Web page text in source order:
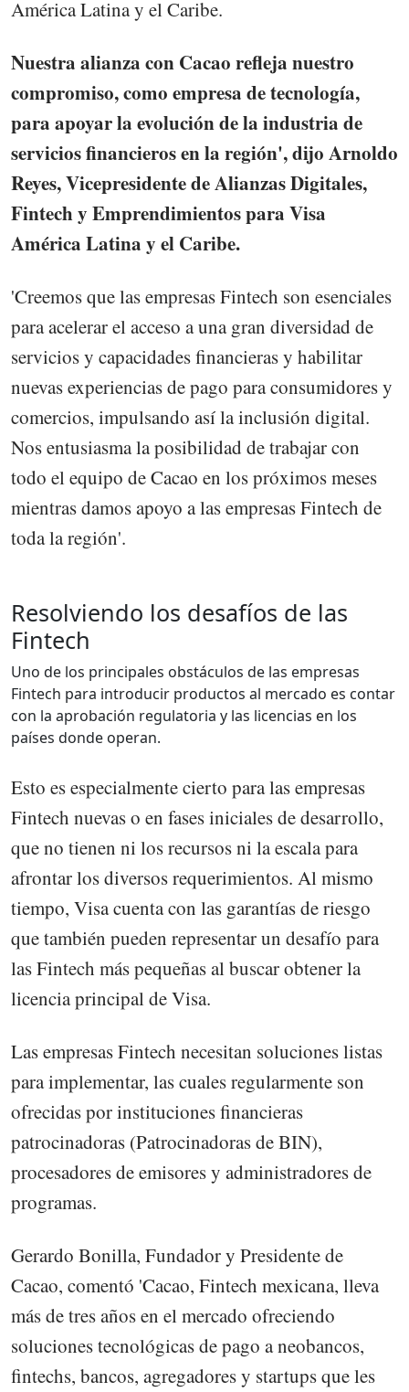
América Latina y el Caribe.
Nuestra alianza con Cacao refleja nuestro
compromiso, como empresa de tecnología,
para apoyar la evolución de la industria de
servicios financieros en la región', dijo Arnoldo
Reyes, Vicepresidente de Alianzas Digitales,
Fintech y Emprendimientos para Visa
América Latina y el Caribe.
'Creemos que las empresas Fintech son esenciales
para acelerar el acceso a una gran diversidad de
servicios y capacidades financieras y habilitar
nuevas experiencias de pago para consumidores y
comercios, impulsando así la inclusión digital.
Nos entusiasma la posibilidad de trabajar con
todo el equipo de Cacao en los próximos meses
mientras damos apoyo a las empresas Fintech de
toda la región'.
Resolviendo los desafíos de las
Fintech
Uno de los principales obstáculos de las empresas
Fintech para introducir productos al mercado es contar
con la aprobación regulatoria y las licencias en los
países donde operan.
Esto es especialmente cierto para las empresas
Fintech nuevas o en fases iniciales de desarrollo,
que no tienen ni los recursos ni la escala para
afrontar los diversos requerimientos. Al mismo
tiempo, Visa cuenta con las garantías de riesgo
que también pueden representar un desafío para
las Fintech más pequeñas al buscar obtener la
licencia principal de Visa.
Las empresas Fintech necesitan soluciones listas
para implementar, las cuales regularmente son
ofrecidas por instituciones financieras
patrocinadoras (Patrocinadoras de BIN),
procesadores de emisores y administradores de
programas.
Gerardo Bonilla, Fundador y Presidente de
Cacao, comentó 'Cacao, Fintech mexicana, lleva
más de tres años en el mercado ofreciendo
soluciones tecnológicas de pago a neobancos,
fintechs, bancos, agregadores y startups que les